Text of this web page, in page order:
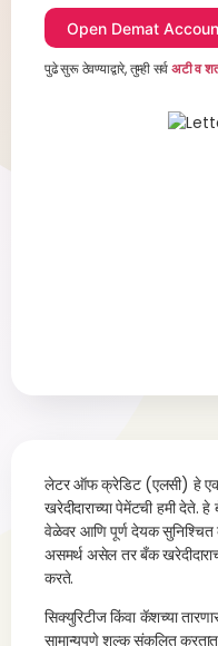
पुढे सुरू ठेवण्याद्वारे, तुम्ही सर्वअटी व
लेटर ऑफ क्रेडिट (एलसी) हे
खरेदीदाराच्या पेमेंटची हमी देते.
वेळेवर आणि पूर्ण देयक
असमर्थ असेल तर बँक
करते.
सिक्युरिटीज किंवा कॅशच्या
सामान्यपणे शुल्क संकलित